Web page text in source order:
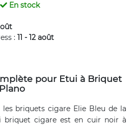
En stock
: 11 - 12 août
pour Etui à Briquet
briquets cigare Elie Bleu de la
briquet cigare est en cuir noir à